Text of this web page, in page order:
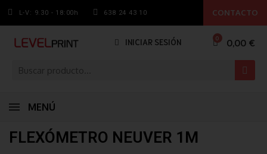
L-V: 9.30 - 18:00h 638 24 43 10 CONTACTO
INICIAR SESIÓN 0,00 €
MENÚ
FLEXÓMETRO NEUVER 1M